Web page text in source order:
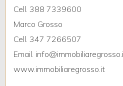
Cell. 388 7339600
Marco Grosso
Cell. 347 7266507
Email.
www.immobiliaregrosso.it
4
5
5+